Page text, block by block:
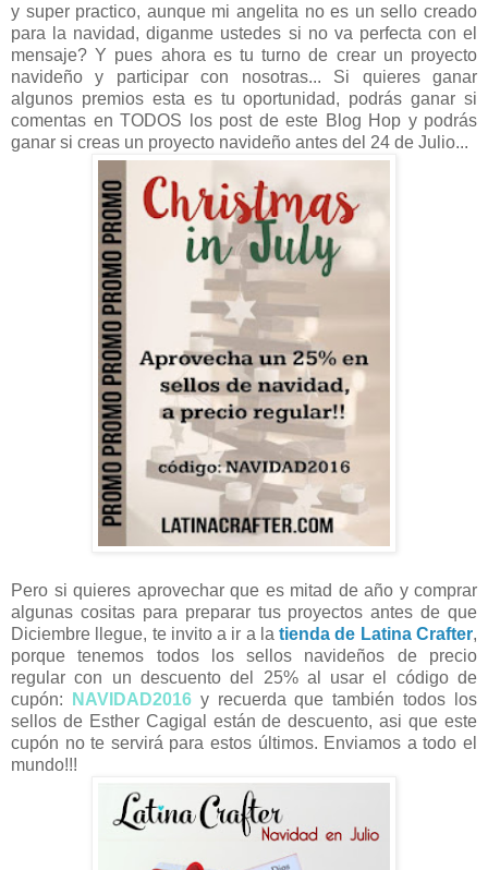
y super practico, aunque mi angelita no es un sello creado
para la navidad, diganme ustedes si no va perfecta con el
mensaje? Y pues ahora es tu turno de crear un proyecto
navideño y participar con nosotras... Si quieres ganar
algunos premios esta es tu oportunidad, podrás ganar si
comentas en TODOS los post de este Blog Hop y podrás
ganar si creas un proyecto navideño antes del 24 de Julio...
Pero si quieres aprovechar que es mitad de año y comprar
algunas cositas para preparar tus proyectos antes de que
Diciembre llegue, te invito a ir a latienda de Latina Crafter,
porque tenemos todos los sellos navideños de precio
regular con un descuento del 25% al usar el código de
cupón:
NAVIDAD2016y recuerda que también todos los
sellos de Esther Cagigal están de descuento, asi que este
cupón no te servirá para estos últimos. Enviamos a todo el
mundo!!!